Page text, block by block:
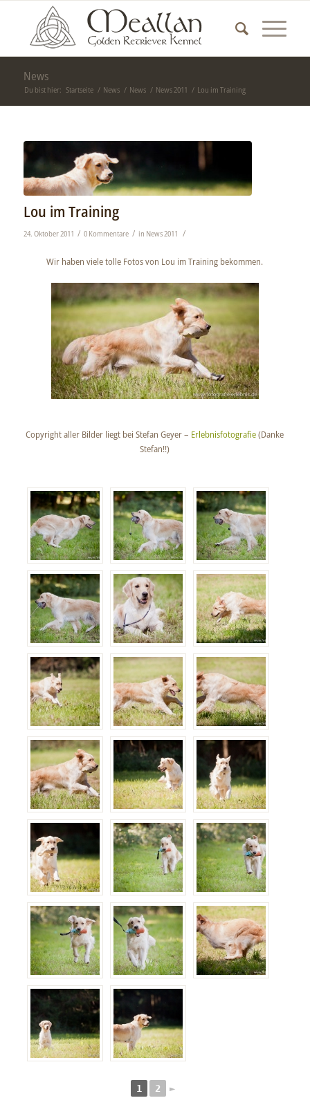
News
Du bist hier: Startseite / News / News / News 2011 / Lou im Training
Lou im Training
24. Oktober 2011 / 0 Kommentare / in News 2011 /
Wir haben viele tolle Fotos von Lou im Training bekommen.
Copyright aller Bilder liegt bei Stefan Geyer – Erlebnisfotografie(Danke
Stefan!!)
1 2 ►